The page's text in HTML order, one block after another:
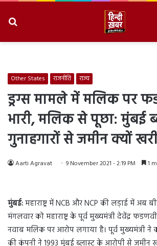
Other States राजनीति राज्य
ड्रग्स मामले में मलिक पर
भारी, मलिक से पूछा: मुंबई
गुनाहगारों से जमीन क्यों
Aarti Agravat 9 November 2021 - 2:19 PM 1
मुंबई:महाराष्ट्र में NCB और NCP की लड़ाई में अब
मंगलवार को महाराष्ट्र के पूर्व मुख्यमंत्री देवेंद्र
नवाब मलिक पर आरोप लगाया है। पूर्व मुख्यमंत्री